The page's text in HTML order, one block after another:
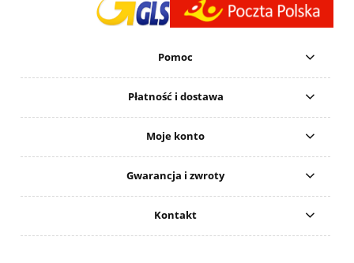
Pomoc
Płatność i dostawa
Moje konto
Gwarancja i zwroty
Kontakt